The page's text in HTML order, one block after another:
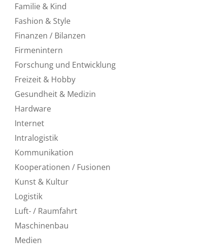
Familie & Kind
Fashion & Style
Finanzen / Bilanzen
Firmenintern
Forschung und Entwicklung
Freizeit & Hobby
Gesundheit & Medizin
Hardware
Internet
Intralogistik
Kommunikation
Kooperationen / Fusionen
Kunst & Kultur
Logistik
Luft- / Raumfahrt
Maschinenbau
Medien